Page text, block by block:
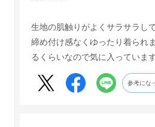
生地の肌触りがよくサラサラし
締め付け感なくゆったり着られ
るくらいなので気に入っています
参考にな